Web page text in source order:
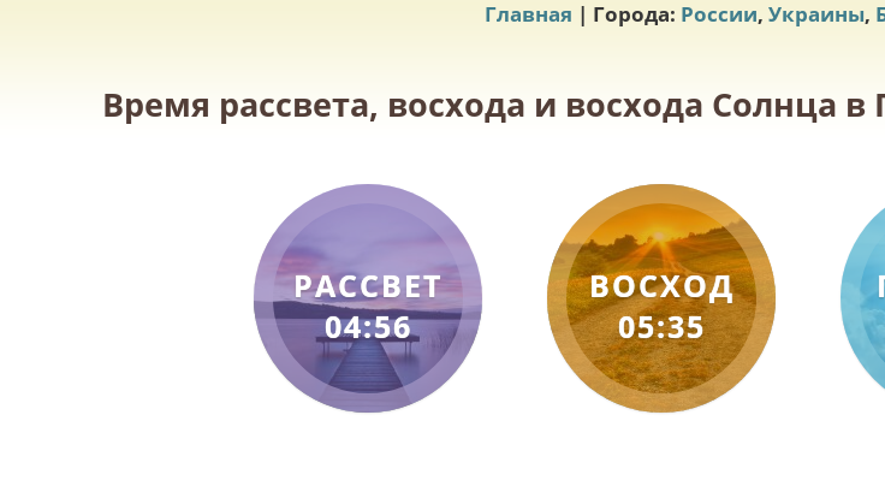
Главная | Города: России, Украины,
Время рассвета, восхода и восхода Солнца в
РАССВЕТ
04:56
ВОСХОД
05:35